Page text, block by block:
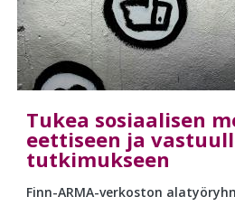
Tukea sosiaalisen
eettiseen ja
tutkimukseen
Finn-ARMA-verkoston